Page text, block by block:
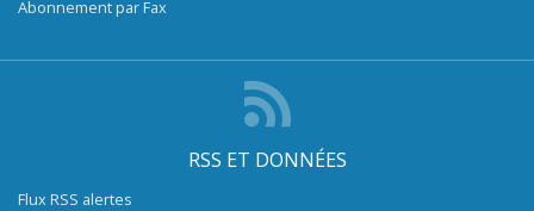
Abonnement par Fax
RSS ET DONNÉES
Flux RSS alertes